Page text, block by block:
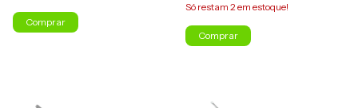
Só restam 2em estoque!